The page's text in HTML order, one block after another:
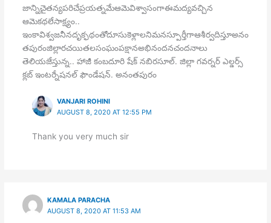
జాన్నిచైతన్యపరిచేప్రయత్నమేఆమెవిశ్వాసంగాఈమద్యవచ్చిన
ఆమెకథలేసాక్ష్యం..
ఇంకావిశ్వజనీనదృక్ఫథంతోదూసుకెళ్లాలనిమనస్పూర్తీగాఆశీర్వదిస్తూఅనం
తపురంజిల్లారచయితలసంఘంపక్షానఅభినందనచందనాలు
తెలియజేస్తున్న.. హాజీ కంబదూరి షేక్ నబిరసూల్. జిల్లా గవర్నర్ ఎల్డర్స్
క్లబ్ ఇంటర్నేషనల్ ఫౌండేషన్. అనంతపురం
VANJARI ROHINI
AUGUST 8, 2020 AT 12:55 PM
Thank you very much sir
KAMALA PARACHA
AUGUST 8, 2020 AT 11:53 AM